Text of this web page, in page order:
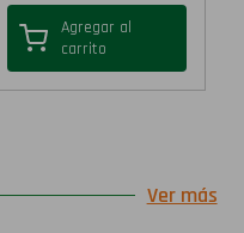
Agregar al
carrito
Ver más